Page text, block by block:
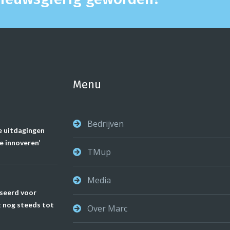
uitdagingen
innoveren’
voor
nog steeds tot
Menu
Bedrijven
TMup
Media
Over Marc